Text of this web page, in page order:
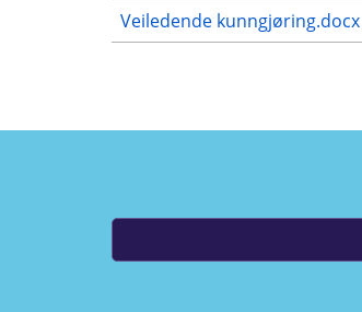
Veiledende kunngjøring.docx